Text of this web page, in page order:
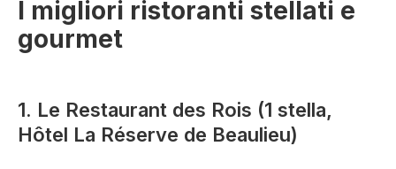
I migliori ristoranti stellati e
gourmet
1. Le Restaurant des Rois (1 stella,
Hôtel La Réserve de Beaulieu)